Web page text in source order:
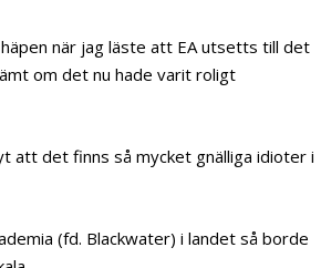
när jag läste att EA utsetts till det
om det nu hade varit roligt
att det finns så mycket gnälliga idioter i
(fd. Blackwater) i landet så borde